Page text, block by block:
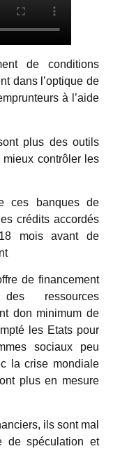
de conditions
dans l’optique de
à l’aide
plus des outils
contrôler les
ces banques de
crédits accordés
mois avant de
de financement
ressources
don minimum de
les Etats pour
sociaux peu
la crise mondiale
plus en mesure
ils sont mal
de spéculation et